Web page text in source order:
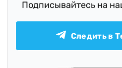
Подписывайтесь на
Следить в